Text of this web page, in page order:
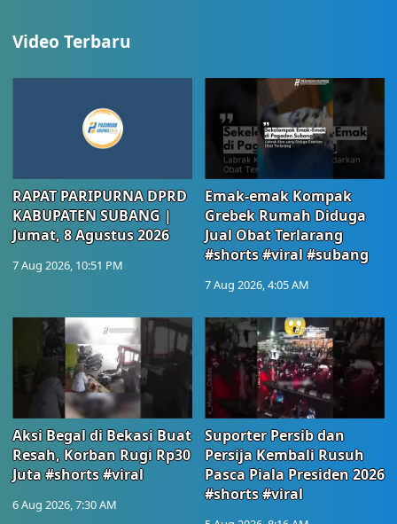
Video Terbaru
RAPAT PARIPURNA DPRD
KABUPATEN SUBANG |
Jumat, 8 Agustus 2026
7 Aug 2026, 10:51 PM
Emak-emak Kompak
Grebek Rumah Diduga
Jual Obat Terlarang
#shorts #viral #subang
7 Aug 2026, 4:05 AM
Aksi Begal di Bekasi Buat
Resah, Korban Rugi Rp30
Juta #shorts #viral
6 Aug 2026, 7:30 AM
Suporter Persib dan
Persija Kembali Rusuh
Pasca Piala Presiden 2026
#shorts #viral